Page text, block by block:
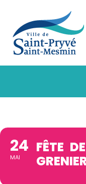
24
MAI
FÊTE